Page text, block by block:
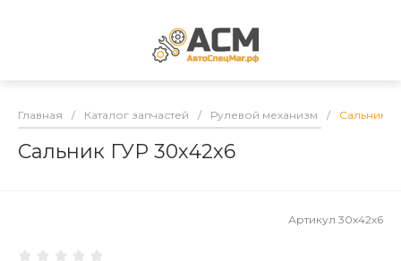
Главная / Каталог запчастей / Рулевой механизм / Сальник
Сальник ГУР 30х42х6
Артикул 30х42х6